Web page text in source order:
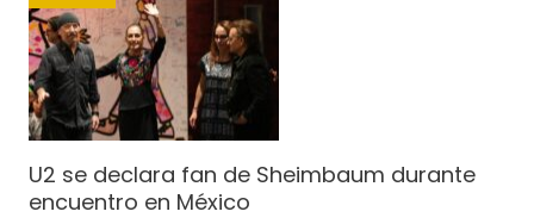
U2 se declara fan de Sheimbaum durante
encuentro en México